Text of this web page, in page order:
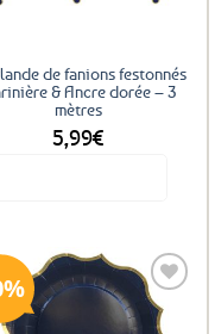
de fanions festonnés
& Ancre dorée – 3
mètres
5,99€